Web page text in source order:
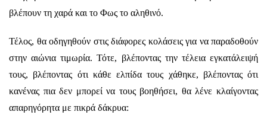
βλέπουν τη χαρά και το Φως το αληθινό.
Τέλος, θα οδηγηθούν στις διάφορες κολάσεις για να παραδοθούν
στην αιώνια τιμωρία. Τότε, βλέποντας την τέλεια εγκατάλειψή
τους, βλέποντας ότι κάθε ελπίδα τους χάθηκε, βλέποντας ότι
κανένας πια δεν μπορεί να τους βοηθήσει, θα λένε κλαίγοντας
απαρηγόρητα με πικρά δάκρυα: